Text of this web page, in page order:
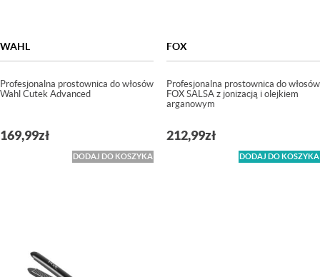
WAHL
Profesjonalna prostownica do włosów
Wahl Cutek Advanced
169,99zł
DODAJ DO KOSZYKA
FOX
Profesjonalna prostownica do włosów
FOX SALSA z jonizacją i olejkiem
arganowym
212,99zł
DODAJ DO KOSZYKA